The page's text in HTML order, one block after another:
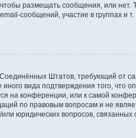
размещать сообщения, или нет.
сообщений, участие в группах и т.
Штатов, требующий от
вида подтверждения того, что
на конференции, или к самой
по правовым вопросам и не
юридических вопросов, связанных